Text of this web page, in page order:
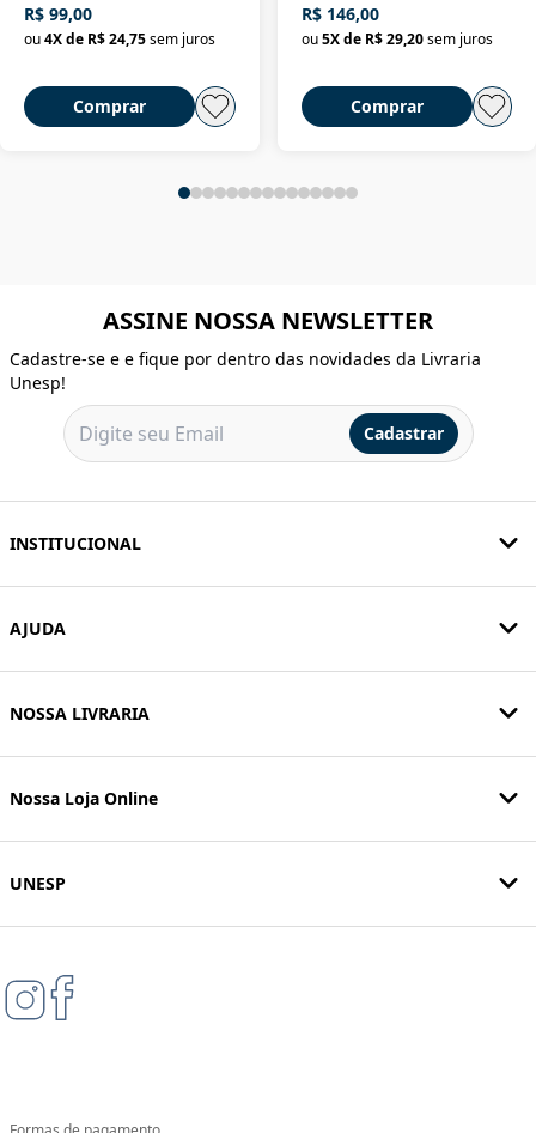
R$ 99,00
ou4X de R$ 24,75sem juros
Comprar
R$ 146,00
ou 5X de R$ 29,20 sem juros
Comprar
ASSINE NOSSA NEWSLETTER
Cadastre-se e e fique por dentro das novidades da Livraria
Unesp!
Cadastrar
INSTITUCIONAL
AJUDA
NOSSA LIVRARIA
Nossa Loja Online
UNESP